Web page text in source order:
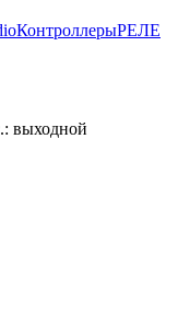
КонтроллерыРЕЛЕ
выходной